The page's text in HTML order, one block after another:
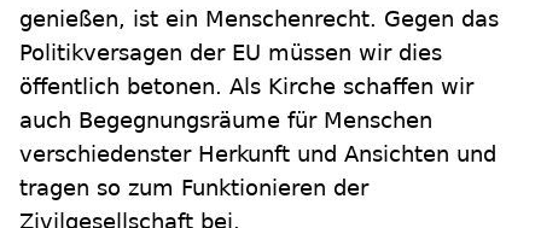
genießen, ist ein Menschenrecht. Gegen das
Politikversagen der EU müssen wir dies
öffentlich betonen. Als Kirche schaffen wir
auch Begegnungsräume für Menschen
verschiedenster Herkunft und Ansichten und
tragen so zum Funktionieren der
Zivilgesellschaft bei.